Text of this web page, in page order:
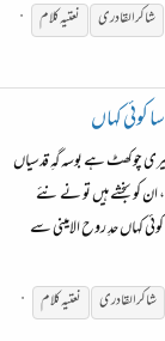
شاکر القادری نعتیہکلام
کوئی کہاں
چوکھٹ ہے بوسہ گہِ قدسیاں
ان کو بخشے ہیں تو نے نئے
کہاں حدِ روح الامینی سے
شاکر القادری نعتیہکلام